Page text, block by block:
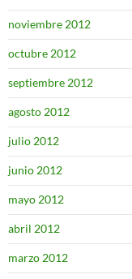
noviembre 2012
octubre 2012
septiembre 2012
agosto 2012
julio 2012
junio 2012
mayo 2012
abril 2012
marzo 2012